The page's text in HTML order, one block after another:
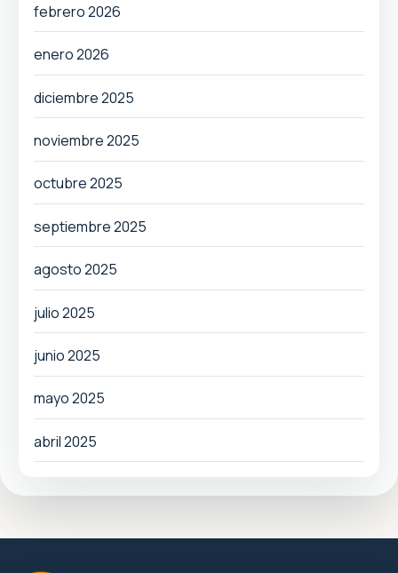
febrero 2026
enero 2026
diciembre 2025
noviembre 2025
octubre 2025
septiembre 2025
agosto 2025
julio 2025
junio 2025
mayo 2025
abril 2025